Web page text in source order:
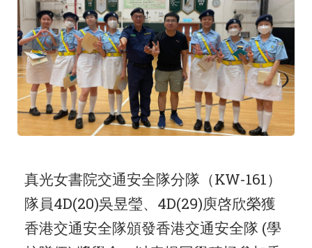
真光女書院交通安全隊分隊（KW-161）
隊員4D(20)吳昱瑩、4D(29)庾啓欣榮獲
香港交通安全隊頒發香港交通安全隊 (學